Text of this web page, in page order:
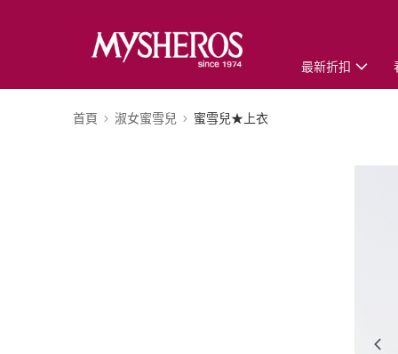
最新折扣
首頁 淑女蜜雪兒 蜜雪兒★上衣